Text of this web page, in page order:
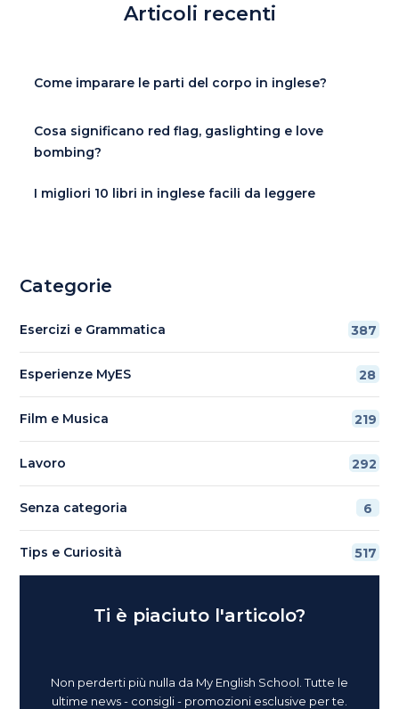
Articoli recenti
Come imparare le parti del corpo in inglese?
Cosa significano red flag, gaslighting e love
bombing?
I migliori 10 libri in inglese facili da leggere
Categorie
Esercizi e Grammatica 387
Esperienze MyES 28
Film e Musica 219
Lavoro 292
Senza categoria 6
Tips e Curiosità 517
Ti è piaciuto l'articolo?
Non perderti più nulla da My English School. Tutte le
ultime news - consigli - promozioni esclusive per te.